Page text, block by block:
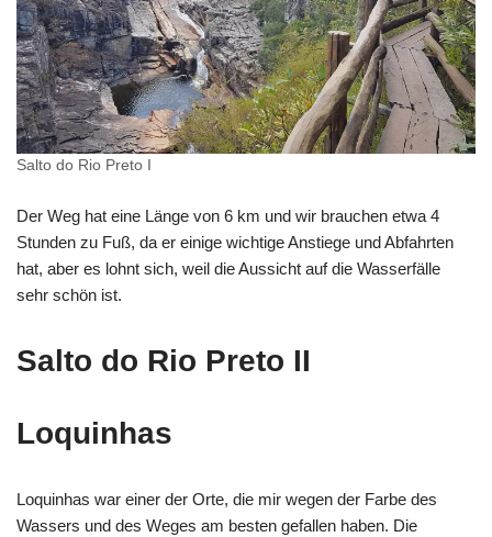
Salto do Rio Preto I
Der Weg hat eine Länge von 6 km und wir brauchen etwa 4
Stunden zu Fuß, da er einige wichtige Anstiege und Abfahrten
hat, aber es lohnt sich, weil die Aussicht auf die Wasserfälle
sehr schön ist.
Salto do Rio Preto II
Loquinhas
Loquinhas war einer der Orte, die mir wegen der Farbe des
Wassers und des Weges am besten gefallen haben. Die